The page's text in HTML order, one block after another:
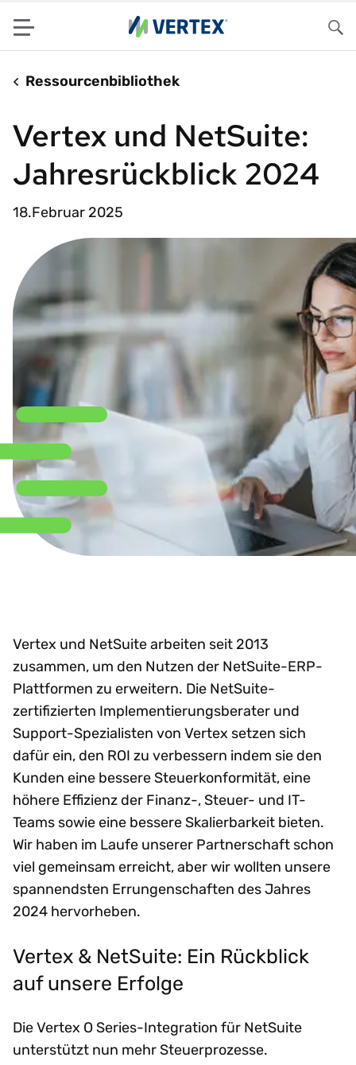
Menu
Ressourcenbibliothek
Vertex und NetSuite:
Jahresrückblick 2024
18.Februar 2025
Vertex und NetSuite arbeiten seit 2013
zusammen, um den Nutzen der NetSuite-ERP-
Plattformen zu erweitern. Die NetSuite-
zertifizierten Implementierungsberater und
Support-Spezialisten von Vertex setzen sich
dafür ein, den ROI zu verbessern indem sie den
Kunden eine bessere Steuerkonformität, eine
höhere Effizienz der Finanz-, Steuer- und IT-
Teams sowie eine bessere Skalierbarkeit bieten.
Wir haben im Laufe unserer Partnerschaft schon
viel gemeinsam erreicht, aber wir wollten unsere
spannendsten Errungenschaften des Jahres
2024 hervorheben.
Vertex & NetSuite: Ein Rückblick
auf unsere Erfolge
Die Vertex O Series-Integration für NetSuite
unterstützt nun mehr Steuerprozesse.